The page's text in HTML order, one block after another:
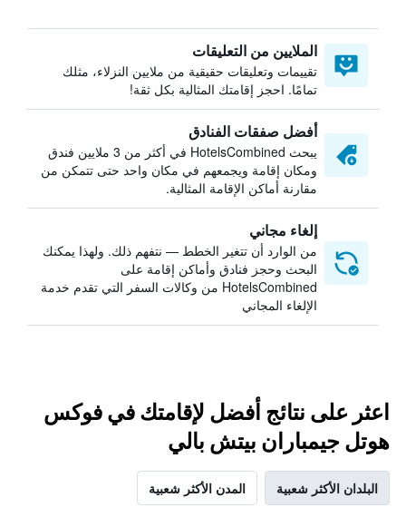
الملايين من التعليقات
تقييمات وتعليقات حقيقية من ملايين النزلاء، مثلك
تمامًا. احجز إقامتك المثالية بكل ثقة!
أفضل صفقات الفنادق
يبحث HotelsCombined في أكثر من 3 ملايين فندق
ومكان إقامة ويجمعهم في مكان واحد حتى تتمكن من
مقارنة أماكن الإقامة المثالية.
إلغاء مجاني
من الوارد أن تتغير الخطط — نتفهم ذلك. ولهذا يمكنك
البحث وحجز فنادق وأماكن إقامة على
HotelsCombined من وكالات السفر التي تقدم خدمة
الإلغاء المجاني
اعثر على نتائج أفضل لإقامتك في فوكس
هوتل جيمباران بيتش بالي
البلدان الأكثر شعبية المدن الأكثر شعبية